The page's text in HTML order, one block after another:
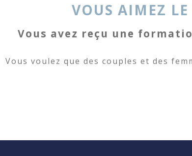
VOUS AIMEZ
Vous avez reçu une
Vous voulez que des couples et des